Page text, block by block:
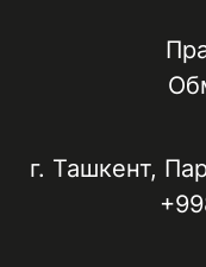
г. Ташкент,